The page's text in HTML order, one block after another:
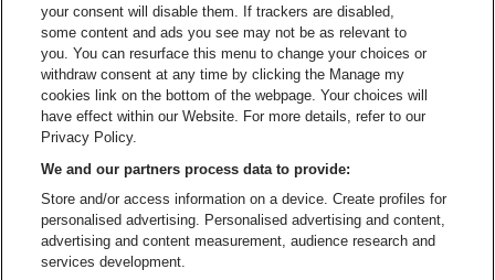
Ga naar de website van Het
Ga naar de
Ga naar de website van Holiday
Ga naar de
Trixxo Arena is een deel vanbe•at
Trixxo Arena
Be-At Venues
Schijnpoortweg 119, 2170 Antwerpen
BTW (BE) 0461.051.688 - RPR Antwerpen
BNP Paribas Fortis - IBAN: BE93 2200 4925 0067 - BIC:
your consent will disable them. If trackers are disabled,
some content and ads you see may not be as relevant to
you. You can resurface this menu to change your choices or
withdraw consent at any time by clicking the Manage my
cookies link on the bottom of the webpage. Your choices will
have effect within our Website. For more details, refer to our
Privacy Policy.
We and our partners process data to provide:
Store and/or access information on a device. Create profiles for
personalised advertising. Personalised advertising and content,
advertising and content measurement, audience research and
services development.